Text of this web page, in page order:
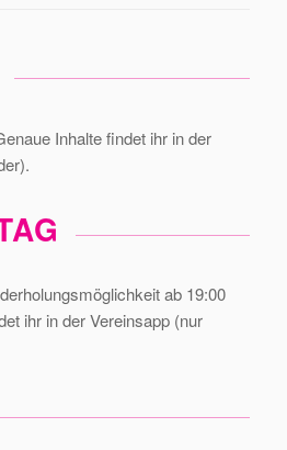
Inhalte findet ihr in der
ab 19:00
ihr in der Vereinsapp (nur